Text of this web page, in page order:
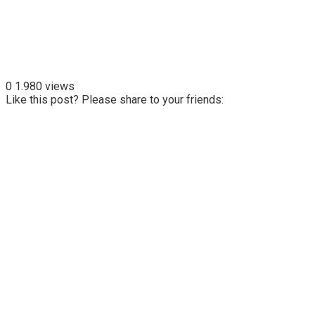
0 1.980 views
Like this post? Please share to your friends: